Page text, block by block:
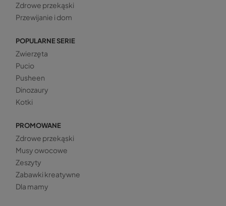
Zdrowe przekąski
Przewijanie i dom
POPULARNE SERIE
Zwierzęta
Pucio
Pusheen
Dinozaury
Kotki
PROMOWANE
Zdrowe przekąski
Musy owocowe
Zeszyty
Zabawki kreatywne
Dla mamy